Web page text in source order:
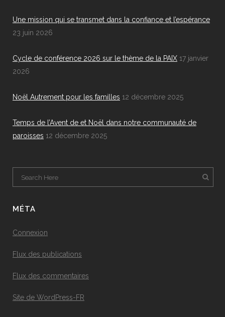
Une mission qui se transmet dans la confiance et l’espérance
23 juin 2026
Cycle de conférence 2026 sur le thème de la PAIX 17 janvier
2026
Noël Autrement pour les familles 12 décembre 2025
Temps de l’Avent de et Noël dans notre communauté de
paroisses 12 décembre 2025
MÉTA
Connexion
Flux des publications
Flux des commentaires
Site de WordPress-FR